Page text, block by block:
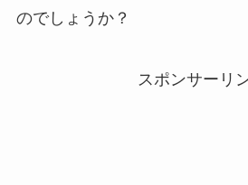
のでしょうか？
スポンサーリ